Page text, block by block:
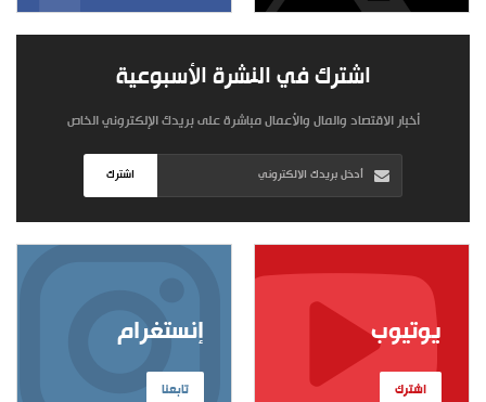
اشترك في النشرة الأسبوعية
أخبار الاقتصاد والمال والأعمال مباشرة على بريدك الإلكتروني الخاص
اشترك
إنستغرام
تابعنا
يوتيوب
اشترك